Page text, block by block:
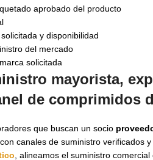
aprobado del producto
y disponibilidad
del mercado
solicitada
mayorista,
de comprimidos
que buscan un socio
canales de suministro verificados
, alineamos el suministro